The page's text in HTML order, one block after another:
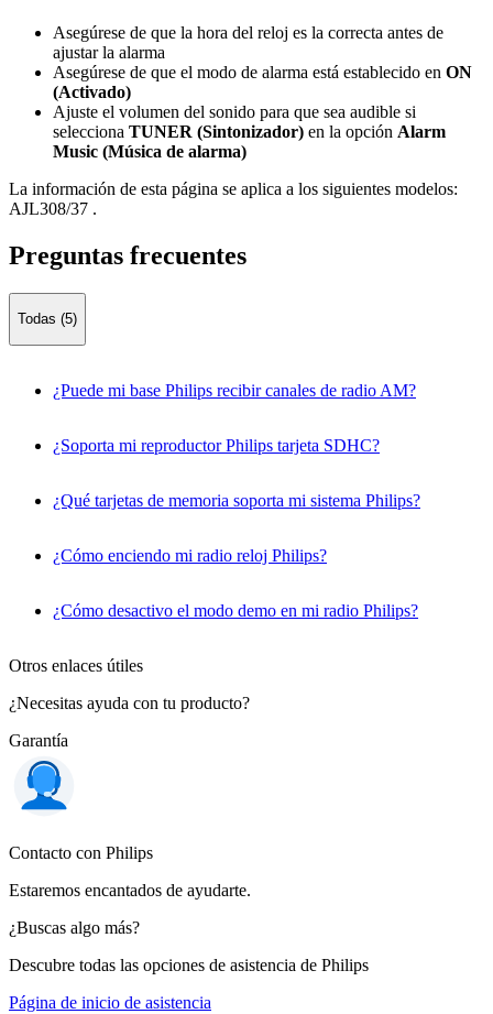
Asegúrese de que la hora del reloj es la correcta antes de
ajustar la alarma
Asegúrese de que el modo de alarma está establecido en ON
(Activado)
Ajuste el volumen del sonido para que sea audible si
selecciona TUNER (Sintonizador) en la opción Alarm
Music (Música de alarma)
La información de esta página se aplica a los siguientes modelos:
AJL308/37 .
Preguntas frecuentes
Todas (5)
¿Puede mi base Philips recibir canales de radio AM?
¿Soporta mi reproductor Philips tarjeta SDHC?
¿Qué tarjetas de memoria soporta mi sistema Philips?
¿Cómo enciendo mi radio reloj Philips?
¿Cómo desactivo el modo demo en mi radio Philips?
Otros enlaces útiles
¿Necesitas ayuda con tu producto?
Garantía
Contacto con Philips
Estaremos encantados de ayudarte.
¿Buscas algo más?
Descubre todas las opciones de asistencia de Philips
Página de inicio de asistencia